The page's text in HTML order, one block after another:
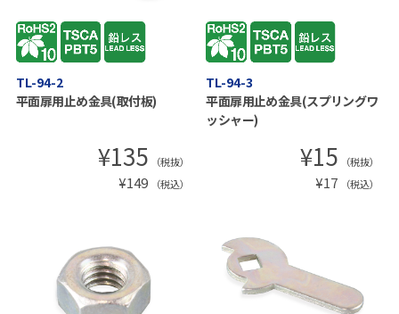
TL-94-2
平面扉用止め金具(取付板)
¥135 （税抜）
¥149 （税込）
TL-94-3
平面扉用止め金具(スプリングワ
ッシャー)
¥15 （税抜）
¥17 （税込）